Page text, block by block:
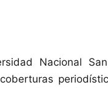
Nacional